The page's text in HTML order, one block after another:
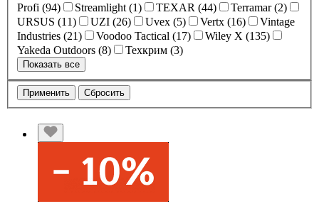
Profi (94)
Streamlight (1) TEXAR (44)
Terramar (2)
URSUS (11)
UZI (26) Uvex (5) Vertx (16)
Vintage
Industries (21)
Voodoo Tactical (17)
Wiley X (135)
Yakeda Outdoors (8)
Техкрим (3)
Показать все
Применить Сбросить